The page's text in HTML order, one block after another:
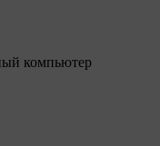
компьютер